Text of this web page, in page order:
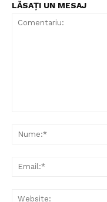
LĂSAȚI UN MESAJ